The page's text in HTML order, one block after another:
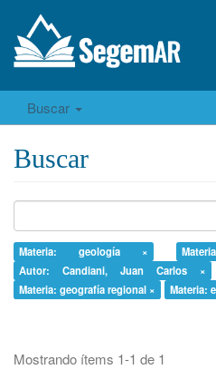
Buscar
Buscar
Materia: geología ×
Autor: Candiani, Juan Carlos ×
Materia: geografía regional ×
Materia:
Mostrando ítems 1-1 de 1